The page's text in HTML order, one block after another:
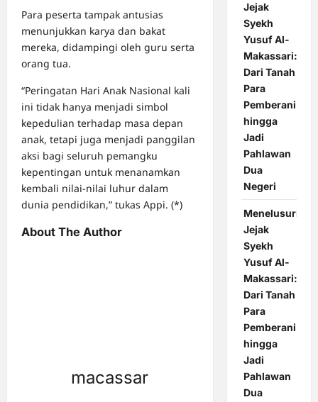
Para peserta tampak antusias
menunjukkan karya dan bakat
mereka, didampingi oleh guru serta
orang tua.
“Peringatan Hari Anak Nasional kali
ini tidak hanya menjadi simbol
kepedulian terhadap masa depan
anak, tetapi juga menjadi panggilan
aksi bagi seluruh pemangku
kepentingan untuk menanamkan
kembali nilai-nilai luhur dalam
dunia pendidikan,” tukas Appi. (*)
About The Author
macassar
Jejak
Syekh
Yusuf Al-
Makassari:
Dari Tanah
Para
Pemberani
hingga
Jadi
Pahlawan
Dua
Negeri
Menelusuri
Jejak
Syekh
Yusuf Al-
Makassari:
Dari Tanah
Para
Pemberani
hingga
Jadi
Pahlawan
Dua